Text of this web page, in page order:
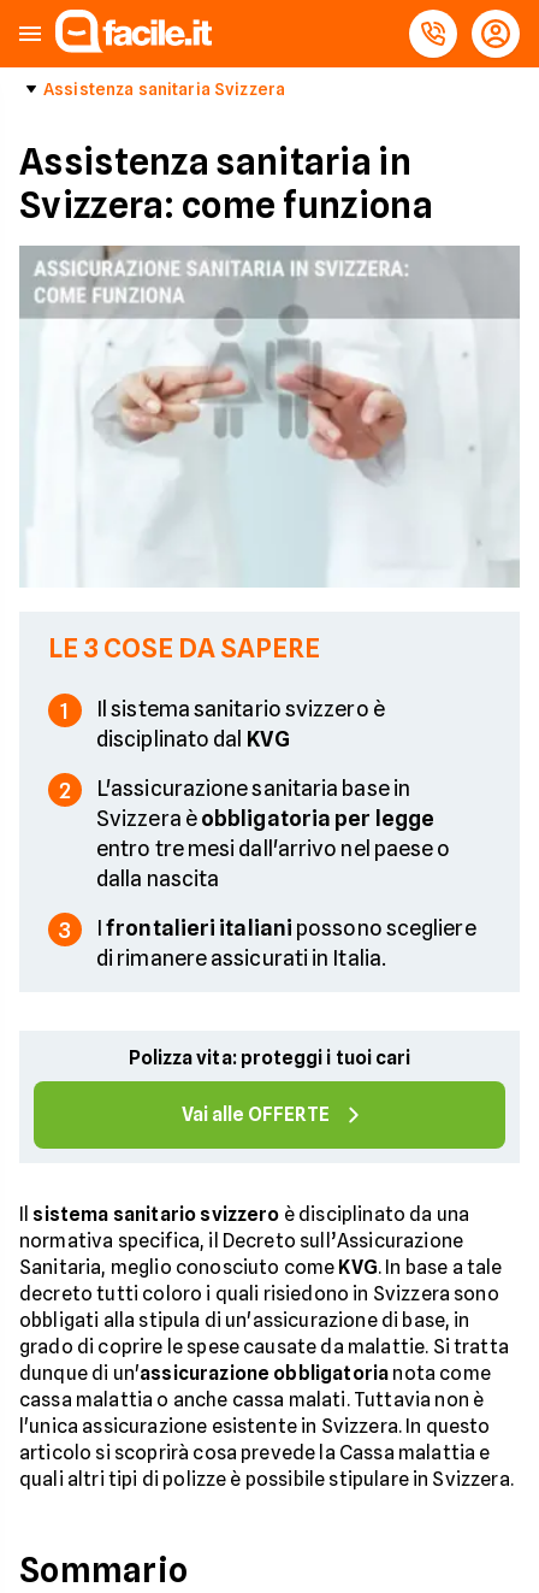
Assistenza sanitaria Svizzera
Assistenza sanitaria in
Svizzera: come funziona
LE 3 COSE DA SAPERE
1
Il sistema sanitario svizzero è
disciplinato dal KVG
2
L'assicurazione sanitaria base in
Svizzera èobbligatoria per legge
entro tre mesi dall'arrivo nel paese o
dalla nascita
3 Ifrontalieri italiani possono scegliere
di rimanere assicurati in Italia.
Polizza vita: proteggi i tuoi cari
Vai alle OFFERTE
Il sistema sanitario svizzero è disciplinato da una
normativa specifica, il Decreto sull’Assicurazione
Sanitaria, meglio conosciuto come KVG. In base a tale
decreto tutti coloro i quali risiedono in Svizzera sono
obbligati alla stipula di un'assicurazione di base, in
grado di coprire le spese causate da malattie. Si tratta
dunque di un'assicurazione obbligatoria nota come
cassa malattia o anche cassa malati. Tuttavia non è
l'unica assicurazione esistente in Svizzera. In questo
articolo si scoprirà cosa prevede la Cassa malattia e
quali altri tipi di polizze è possibile stipulare in Svizzera.
Sommario